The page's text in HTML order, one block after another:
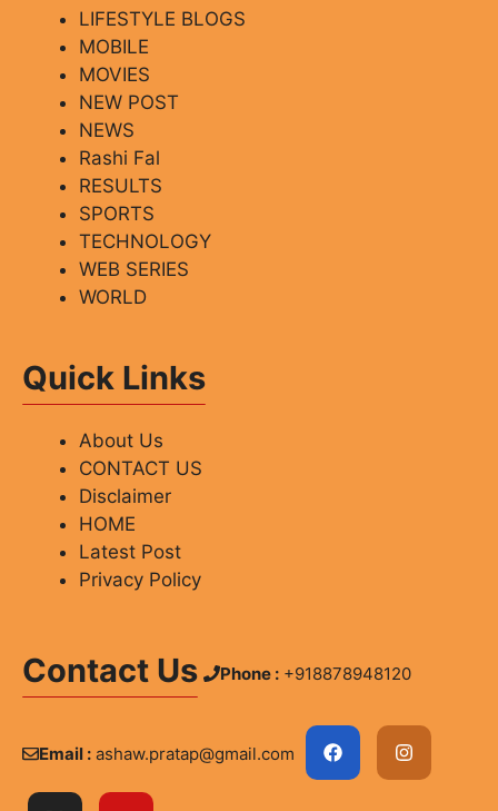
LIFESTYLE BLOGS
MOBILE
MOVIES
NEW POST
NEWS
Rashi Fal
RESULTS
SPORTS
TECHNOLOGY
WEB SERIES
WORLD
Quick Links
About Us
CONTACT US
Disclaimer
HOME
Latest Post
Privacy Policy
Contact Us Phone : +918878948120
Email : ashaw.pratap@gmail.com